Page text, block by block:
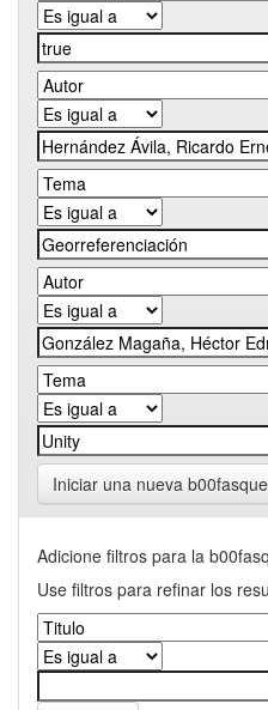
Iniciar una nueva
Adicione filtros para la
Use filtros para refinar los